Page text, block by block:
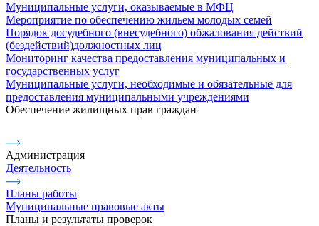
Муниципальные услуги, оказываемые в МФЦ
Мероприятие по обеспечению жильем молодых семей
Порядок досудебного (внесудебного) обжалования действий
(бездействий)должностных лиц
Мониторинг качества предоставления муниципальных и
государственных услуг
Муниципальные услуги, необходимые и обязательные для
предоставления муниципальными учреждениями
Обеспечение жилищных прав граждан
Администрация
Деятельность
Планы работы
Муниципальные правовые акты
Планы и результаты проверок